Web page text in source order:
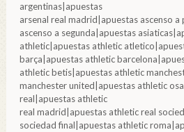
argentinas|apuestas
arsenal real madrid|apuestas ascenso
ascenso a segunda|apuestas
athletic|apuestas athletic
barça|apuestas athletic
athletic betis|apuestas athletic
manchester united|apuestas athletic
real|apuestas athletic
real madrid|apuestas athletic real
sociedad final|apuestas athletic